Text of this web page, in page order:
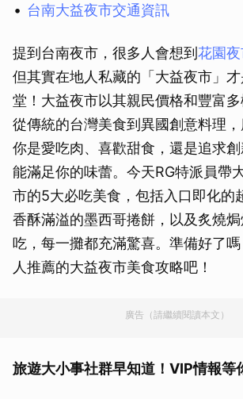
台南大益夜市交通資訊
提到台南夜市，很多人會想到花園
但其實在地人私藏的「大益夜市」
堂！大益夜市以其親民價格和豐富多
從傳統的台灣美食到異國創意料理
你是愛吃肉、喜歡甜食，還是追求
能滿足你的味蕾。今天RG特派員帶
市的5大必吃美食，包括入口即化的
香酥滿溢的墨西哥捲餅，以及炙燒
吃，每一攤都充滿驚喜。準備好了
人推薦的大益夜市美食攻略吧！
廣告（請繼續閱讀本文）
旅遊大小事社群早知道！VIP情報等